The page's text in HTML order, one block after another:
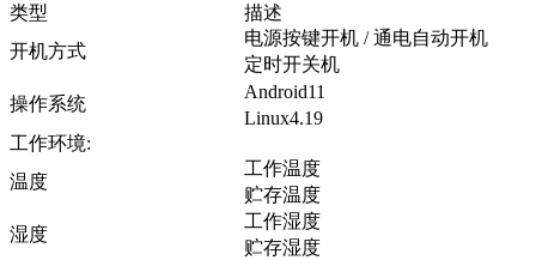
类型
描述
开机方式
电源按键开机 / 通电自动开机
定时开关机
操作系统
Android11
Linux4.19
工作环境:
温度
工作温度
贮存温度
湿度
工作湿度
贮存湿度